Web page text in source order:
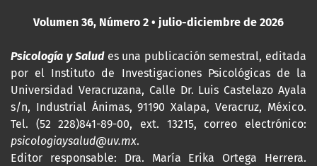
Volumen 36, Número 2 • julio-diciembre de 2026
Psicología y Salud es una publicación semestral, editada
por el Instituto de Investigaciones Psicológicas de la
Universidad Veracruzana, Calle Dr. Luis Castelazo Ayala
s/n, Industrial Ánimas, 91190 Xalapa, Veracruz, México.
Tel. (52 228)841-89-00, ext. 13215, correo electrónico:
psicologiaysalud@uv.mx.
Editor responsable: Dra. María Erika Ortega Herrera.